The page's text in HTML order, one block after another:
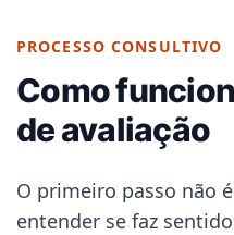
PROCESSO CONSULTIVO
Como
de avaliação
O primeiro passo não
entender se faz